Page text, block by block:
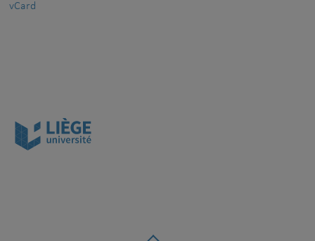
vCard